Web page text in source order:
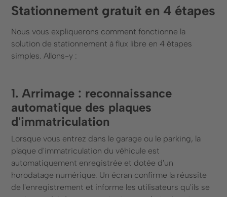
Stationnement gratuit en 4 étapes
Nous vous expliquerons comment fonctionne la
solution de stationnement à flux libre en 4 étapes
simples. Allons-y :
1. Arrimage : reconnaissance
automatique des plaques
d'immatriculation
Lorsque vous entrez dans le garage ou le parking, la
plaque d'immatriculation du véhicule est
automatiquement enregistrée et dotée d'un
horodatage numérique. Un écran confirme la réussite
de l'enregistrement et informe les utilisateurs qu'ils se